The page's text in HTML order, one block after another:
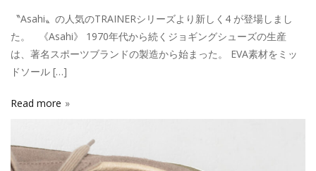
〝Asahi〟の人気のTRAINERシリーズより新しく4 が登場しまし
た。 《Asahi》 1970年代から続くジョギングシューズの生産
は、著名スポーツブランドの製造から始まった。 EVA素材をミッ
ドソール […]
Read more